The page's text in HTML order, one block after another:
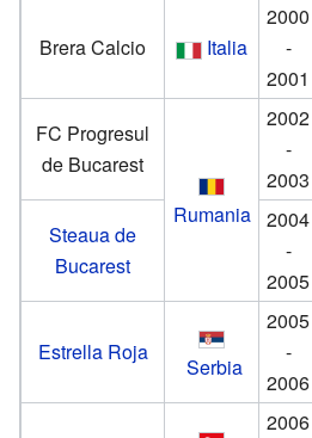
Brera Calcio Italia
2000
-
2001
FC Progresul
de Bucarest
Rumania
2002
-
2003
Steaua de
Bucarest
2004
-
2005
Estrella Roja
Serbia
2005
-
2006
2006